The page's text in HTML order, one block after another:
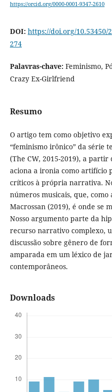
https://orcid.org/0000-0001-9347-2610
DOI: https://doi.org/10.53450/
274
Palavras-chave: Feminismo,
Crazy Ex-Girlfriend
Resumo
O artigo tem como objetivo
“feminismo irônico” da série
(The CW, 2015-2019), a
aciona a ironia como artifício
críticos à própria narrativa.
números musicais, que,
Macrossan (2019), é onde se
Nosso argumento parte da
recurso narrativo complexo,
discussão sobre gênero de
amparada em um léxico de
contemporâneos.
Downloads